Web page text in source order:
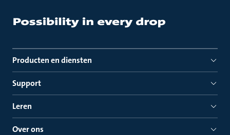
Producten en diensten
Support
Leren
Over ons